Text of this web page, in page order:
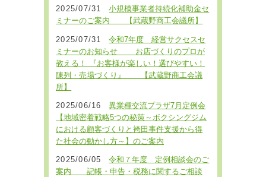
2025/07/31
小規模事業者持続化補助金セ
ミナーのご案内 【武蔵野商工会議所】
2025/07/31
令和7年度 経営サクセスセ
ミナーのお知らせ お店づくりのプロが
教える！ 『お客様が楽しい！選びやすい！
陳列・売場づくり』 【武蔵野商工会議
所】
2025/06/16
異業種交流プラザ7月定例会
【地域密着戦略5つの秘策～ボクシングジム
における顧客づくりと袴田事件支援から得
た社会の動かし方～】のご案内
2025/06/05
令和７年度 定例相談会のご
案内 記帳・申告・税務に関するご相談